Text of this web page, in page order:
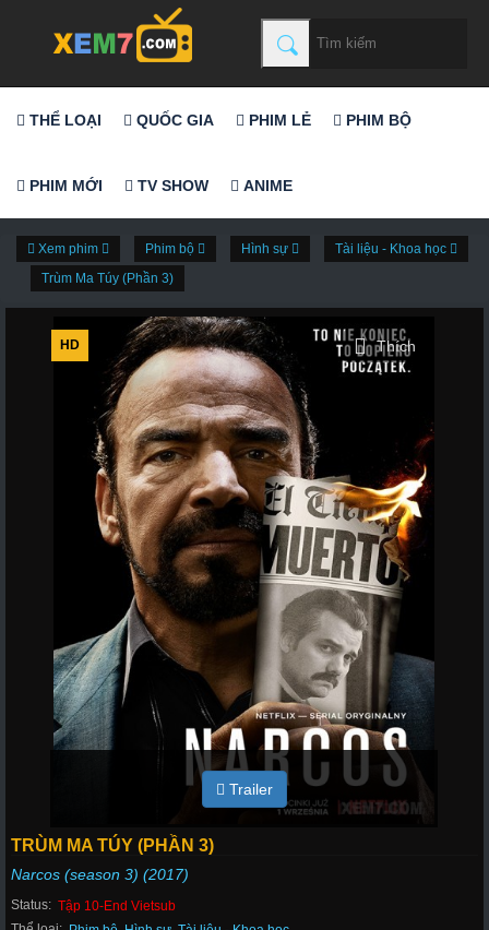
THỂ LOẠI QUỐC GIA PHIM LẺ PHIM BỘ
PHIM MỚI TV SHOW ANIME
Xem phim Phim bộ Hình sự
Tài liệu - Khoa học
Trùm Ma Túy (Phần 3)
HD
Trailer
TRÙM MA TÚY (PHẦN 3)
Narcos (season 3) (2017)
Status: Tập 10-End Vietsub